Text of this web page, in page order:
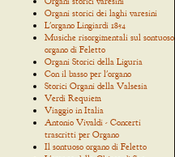
Organi storici dei laghi varesini
L'organo Lingiardi 1854
Musiche risorgimentali sul sontuoso
organo di Feletto
Organi Storici della Liguria
Con il basso per l'organo
Storici Organi della Valsesia
Verdi Requiem
Viaggio in Italia
Antonio Vivaldi - Concerti
trascritti per Organo
Il sontuoso organo di Feletto